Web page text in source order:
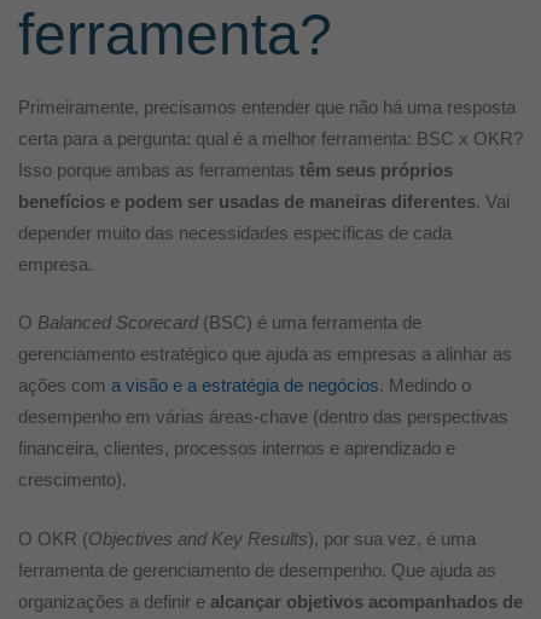
ferramenta?
Primeiramente, precisamos entender que não há uma resposta
certa para a pergunta: qual é a melhor ferramenta: BSC x OKR?
Isso porque ambas as ferramentas têm seus próprios
benefícios e podem ser usadas de maneiras diferentes. Vai
depender muito das necessidades específicas de cada
empresa.
O Balanced Scorecard(BSC) é uma ferramenta de
gerenciamento estratégico que ajuda as empresas a alinhar as
ações com a visão e a estratégia de negócios. Medindo o
desempenho em várias áreas-chave (dentro das perspectivas
financeira, clientes, processos internos e aprendizado e
crescimento).
O OKR (Objectives and Key Results), por sua vez, é uma
ferramenta de gerenciamento de desempenho. Que ajuda as
organizações a definir e alcançar objetivos acompanhados de